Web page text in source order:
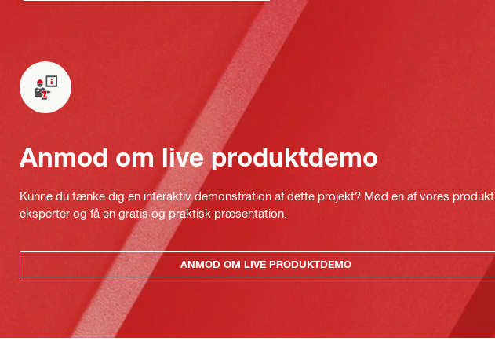
Anmod om live produktdemo
Kunne du tænke dig en interaktiv demonstration af dette projekt? Mød en af vores produkt
eksperter og få en gratis og praktisk præsentation.
ANMOD OM LIVE PRODUKTDEMO